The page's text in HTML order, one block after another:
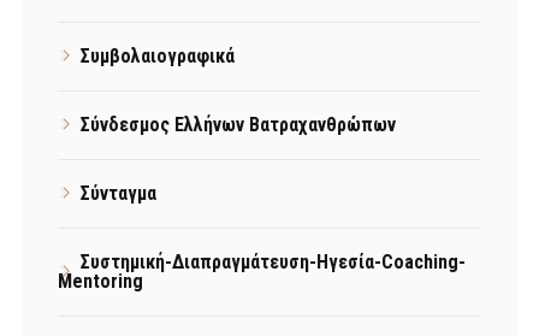
Συμβολαιογραφικά
Σύνδεσμος Ελλήνων Βατραχανθρώπων
Σύνταγμα
Συστημική-Διαπραγμάτευση-Ηγεσία-Coaching-
Mentoring